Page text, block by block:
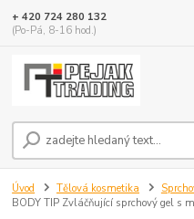
+ 420 724 280 132
(Po-Pá, 8-16 hod.)
Úvod Tělová kosmetika
BODY TIP Zvláčňující sprchový gel s